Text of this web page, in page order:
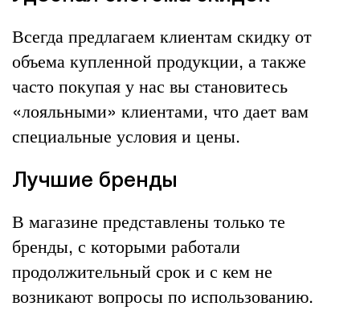
Всегда предлагаем клиентам скидку от
объема купленной продукции, а также
часто покупая у нас вы становитесь
«лояльными» клиентами, что дает вам
специальные условия и цены.
Лучшие бренды
В магазине представлены только те
бренды, с которыми работали
продолжительный срок и с кем не
возникают вопросы по использованию.